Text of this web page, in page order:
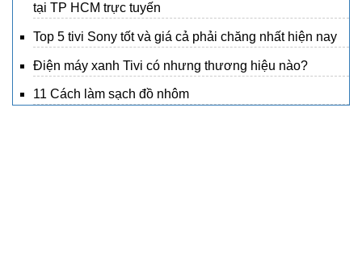
tại TP HCM trực tuyến
Top 5 tivi Sony tốt và giá cả phải chăng nhất hiện nay
Điện máy xanh Tivi có nhưng thương hiệu nào?
11 Cách làm sạch đồ nhôm